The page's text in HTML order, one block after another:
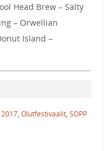
Head Brew – Salty
– Orwellian
Island –
, Olutfestivaalit, SOPP